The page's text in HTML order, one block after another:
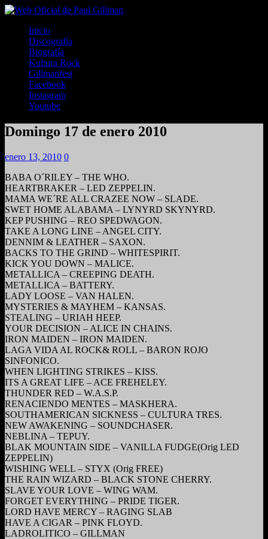
Inicio
Discografía
Biografía
Kultura Rock
Gillmanfest
Facebook
Instagram
Youtube
Domingo 17 de enero 2010
enero 13, 2010 0
BABA O´RILEY – THE WHO.
HEARTBRAKER – LED ZEPPELIN.
MAMA WE´RE ALL CRAZEE NOW – SLADE.
SWET HOME ALABAMA – LYNYRD SKYNYRD.
KEP PUSHING – REO SPEDWAGON.
TAKE A LONG LINE – ANGEL CITY.
DENNIM & LEATHER – SAXON.
BACKS TO THE GRIND – WHITESPIRIT.
KICK YOU DOWN – MALICE.
METALLICA – CREEPING DEATH.
METALLICA – BATTERY.
LADY LOOSE – VAN HALEN.
MYSTERIES & MAYHEM – KANSAS.
STEALING – URIAH HEEP.
YOUR DECISION – ALICE IN CHAINS.
IRON MAIDEN – IRON MAIDEN.
LAGA VIDA AL ROCK& ROLL – BARON ROJO
SINFONICO.
WHEN LIGHTING STRIKES – KISS.
ITS A GREAT LIFE – ACE FREHELEY.
THUNDER RED – W.A.S.P.
RENACIENDO MENTES – MASKHERA.
SOUTHAMERICAN SICKNESS – CULTURA TRES.
NEW AWAKENING – SOUNDCHASER.
NEBLINA – TEPUY.
BLAK MOUNTAIN SIDE – VANILLA FUDGE(Orig LED
ZEPPELIN)
WISHING WELL – STYX (Orig FREE)
THE RAIN WIZARD – BLACK STONE CHERRY.
SLAVE YOUR LOVE – WING WAM.
FORGET EVERYTHING – PRIDE TIGER.
LORD HAVE MERCY – RAGING SLAB
HAVE A CIGAR – PINK FLOYD.
LADROLITICO – GILLMAN